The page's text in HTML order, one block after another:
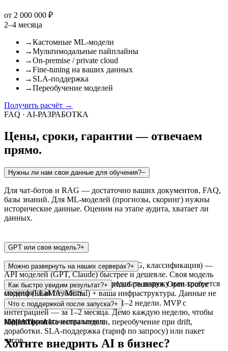
от 2 000 000 ₽
2–4 месяца
→Кастомные ML-модели
→Мультимодальные пайплайны
→On-premise / private cloud
→Fine-tuning на ваших данных
→ SLA-поддержка
→Переобучение моделей
Получить расчёт →
FAQ · AI-РАЗРАБОТКА
Цены, сроки, гарантии — отвечаем
прямо.
Нужны ли нам свои данные для обучения?−
Для чат-ботов и RAG — достаточно ваших документов, FAQ,
базы знаний. Для ML-моделей (прогнозы, скоринг) нужны
исторические данные. Оценим на этапе аудита, хватает ли
данных.
GPT или своя модель?+
Для большинства задач (чат-боты, RAG, классификация) —
API моделей (GPT, Claude) быстрее и дешевле. Своя модель
нужна, когда данные нельзя передавать наружу или требуется
специфичная точность.
Можно развернуть на наших серверах?+
Да. Делаем on-premise и private cloud решения. Open-source
модели (LLaMA, Mistral) + ваша инфраструктура. Данные не
покидают контур.
Как быстро увидим результат?+
PoC с рабочим прототипом — за 1–2 недели. MVP с
интеграцией — за 1–2 месяца. Демо каждую неделю, чтобы
корректировать направление.
Что с поддержкой после запуска?+
Мониторинг качества модели, переобучение при drift,
доработки. SLA-поддержка (тариф по запросу) или пакет
часов.
НАЧАТЬ · AI
Хотите внедрить AI в бизнес?